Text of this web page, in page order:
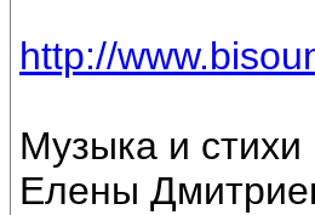
http://
Музыка и
Елены